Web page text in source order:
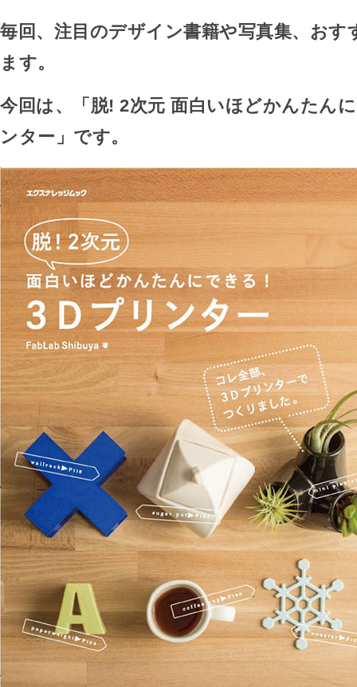
毎回、注目のデザイン書籍や写真集、おす
ます。
今回は、「脱! 2次元 面白いほどかんたん
ンター」です。